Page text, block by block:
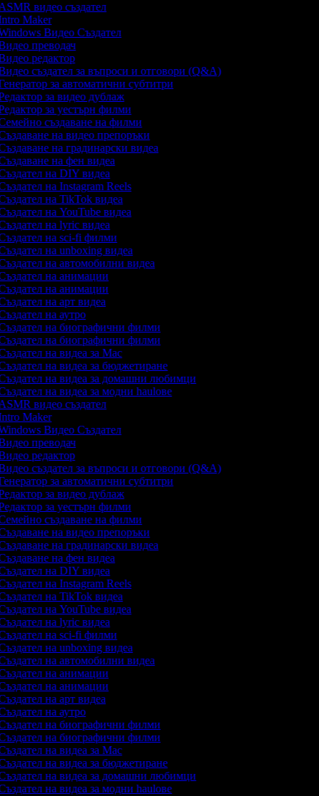
видео създател
Maker
Видео Създател
преводач
редактор
създател за въпроси и отговори (Q&A)
за автоматични субтитри
за видео дублаж
за уестърн филми
създаване на филми
на видео препоръки
на градинарски видеа
на фен видеа
на DIY видеа
на Instagram Reels
на TikTok видеа
на YouTube видеа
на lyric видеа
на sci-fi филми
на unboxing видеа
на автомобилни видеа
на анимации
на анимации
на арт видеа
на аутро
на биографични филми
на биографични филми
на видеа за Mac
на видеа за бюджетиране
на видеа за домашни любимци
на видеа за модни haulове
видео създател
Maker
Видео Създател
преводач
редактор
създател за въпроси и отговори (Q&A)
за автоматични субтитри
за видео дублаж
за уестърн филми
създаване на филми
на видео препоръки
на градинарски видеа
на фен видеа
на DIY видеа
на Instagram Reels
на TikTok видеа
на YouTube видеа
на lyric видеа
на sci-fi филми
на unboxing видеа
на автомобилни видеа
на анимации
на анимации
на арт видеа
на аутро
на биографични филми
на биографични филми
на видеа за Mac
на видеа за бюджетиране
на видеа за домашни любимци
на видеа за модни haulове